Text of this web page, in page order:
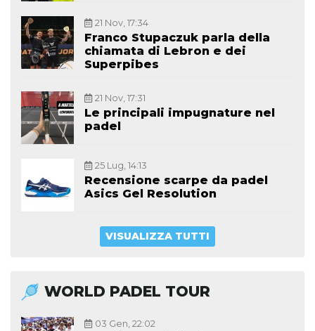
21 Nov, 17:34
Franco Stupaczuk parla della
chiamata di Lebron e dei
Superpibes
21 Nov, 17:31
Le principali impugnature nel
padel
25 Lug, 14:13
Recensione scarpe da padel
Asics Gel Resolution
VISUALIZZA TUTTI
WORLD PADEL TOUR
03 Gen, 22:02